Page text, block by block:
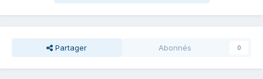
Partager Abonnés 0